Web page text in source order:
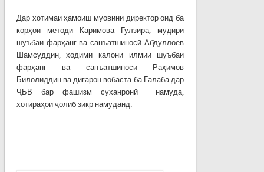
Дар хотимаи ҳамоиш муовини директор оид ба
корҳои методӣ Каримова Гулзира, мудири
шуъбаи фарҳанг ва санъатшиносӣ Абдуллоев
Шамсуддин, ходими калони илмии шуъбаи
фарҳанг ва санъатшиносӣ Раҳимов
Билолиддин ва дигарон вобаста ба Ғалаба дар
ҶБВ бар фашизм суханронӣ намуда,
хотираҳои ҷолиб зикр намуданд.